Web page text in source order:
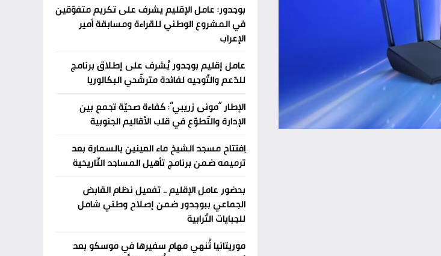
بوجدور: عامل الإقليم يشرف على تكريم متفوّقين
في المشروع الوطني للقراءة ومسابقة أمير
الإعراب
عامل إقليم بوجدور يُشرف على إطلاق برنامج
للدّعم والتّوجيه لفائدة مترشّحي البكالوريا
الإطار “مونى زريبي”: كفاءة صحيّة تجمع بين
الإدارة والتّطوّع في قلب الأقاليم الجنوبية
اِفتتاح مسجد الشيخ ماء العينين بالسمارة بعد
ترميمه ضمن برنامج تأهيل المساجد التّاريخية
بحضور عامل الإقليم .. تفعيل نظام القابض
الجماعي ببوجدور ضمن إصلاح وطني شامل
للجبايات التّرابية
موريتانيا تُنهي مهام سفيرها في موسكو بعد